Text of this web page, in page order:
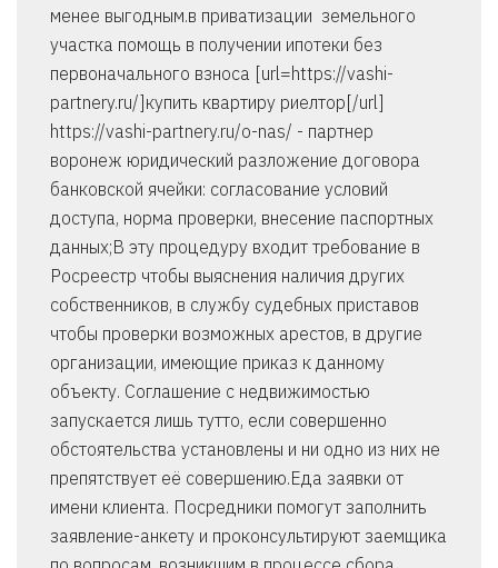
менее выгодным.в приватизации земельного
участка помощь в получении ипотеки без
первоначального взноса [url=https://vashi-
partnery.ru/]купить квартиру риелтор[/url]
https://vashi-partnery.ru/o-nas/ - партнер
воронеж юридический разложение договора
банковской ячейки: согласование условий
доступа, норма проверки, внесение паспортных
данных;В эту процедуру входит требование в
Росреестр чтобы выяснения наличия других
собственников, в службу судебных приставов
чтобы проверки возможных арестов, в другие
организации, имеющие приказ к данному
объекту. Соглашение с недвижимостью
запускается лишь тутто, если совершенно
обстоятельства установлены и ни одно из них не
препятствует её совершению.Еда заявки от
имени клиента. Посредники помогут заполнить
заявление-анкету и проконсультируют заемщика